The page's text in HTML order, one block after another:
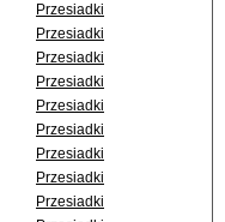
Przesiadki
Przesiadki
Przesiadki
Przesiadki
Przesiadki
Przesiadki
Przesiadki
Przesiadki
Przesiadki